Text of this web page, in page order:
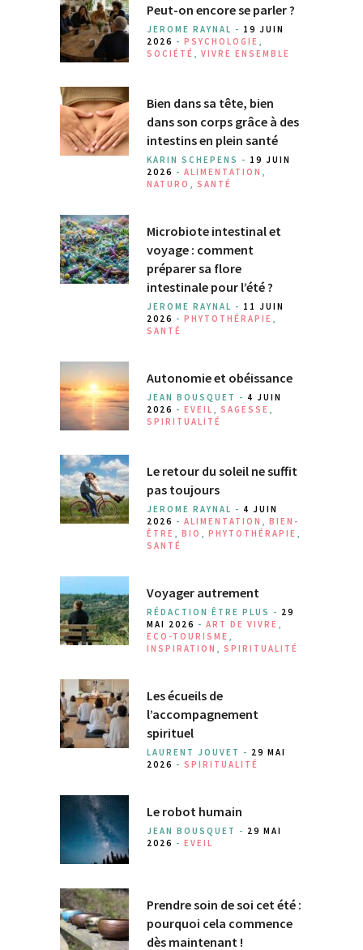
Peut-on encore se parler ?
JEROME RAYNAL - 19 JUIN
2026 - PSYCHOLOGIE
SOCIÉTÉ
VIVRE ENSEMBLE
Bien dans sa tête, bien
dans son corps grâce à des
intestins en plein santé
KARIN SCHEPENS - 19 JUIN
2026 - ALIMENTATION
NATURO
SANTÉ
Microbiote intestinal et
voyage : comment
préparer sa flore
intestinale pour l’été ?
JEROME RAYNAL - 11 JUIN
2026 - PHYTOTHÉRAPIE
SANTÉ
Autonomie et obéissance
JEAN BOUSQUET - 4 JUIN
2026 - EVEIL SAGESSE
SPIRITUALITÉ
Le retour du soleil ne suffit
pas toujours
JEROME RAYNAL - 4 JUIN
2026 - ALIMENTATION
BIEN-
ÊTRE
BIO PHYTOTHÉRAPIE
SANTÉ
Voyager autrement
RÉDACTION ÊTRE PLUS - 29
MAI 2026 - ART DE VIVRE
ECO-TOURISME
INSPIRATION
SPIRITUALITÉ
Les écueils de
l’accompagnement
spirituel
LAURENT JOUVET - 29 MAI
2026 - SPIRITUALITÉ
Le robot humain
JEAN BOUSQUET - 29 MAI
2026 - EVEIL
Prendre soin de soi cet été :
pourquoi cela commence
dès maintenant !